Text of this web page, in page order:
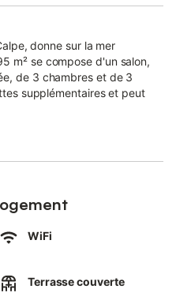
donne sur la mer
m² se compose d'un salon,
de 3 chambres et de 3
supplémentaires et peut
privé avec une piscine, un
de la plage et des transports
restaurants, des bars et
WiFi
Terrasse couverte